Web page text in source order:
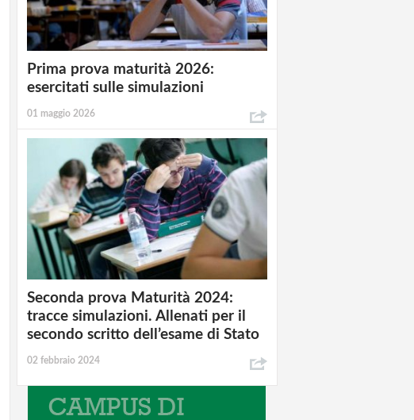
Prima prova maturità 2026:
esercitati sulle simulazioni
01 maggio 2026
Seconda prova Maturità 2024:
tracce simulazioni. Allenati per il
secondo scritto dell’esame di Stato
02 febbraio 2024